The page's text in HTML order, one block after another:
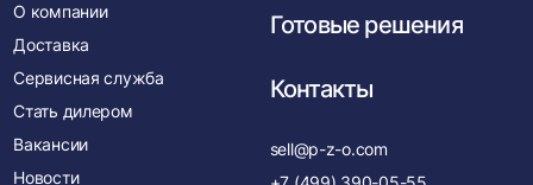
О компании
Доставка
Сервисная служба
Стать дилером
Вакансии
Новости
Готовые решения
Контакты
sell@p-z-o.com